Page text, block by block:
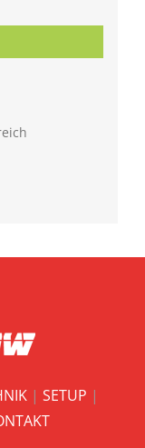
| SETUP |